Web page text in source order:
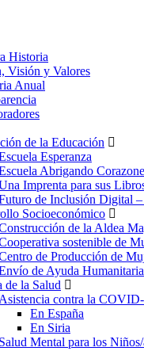
Historia
Visión y Valores
Anual
de la Educación
Esperanza
Abrigando
Imprenta para sus
de Inclusión Digital
Socioeconómico
de la Aldea
sostenible de
de Producción de
de Ayuda Humanitaria
de la Salud
Asistencia contra la
En España
En Siria
Salud Mental para los Niños/